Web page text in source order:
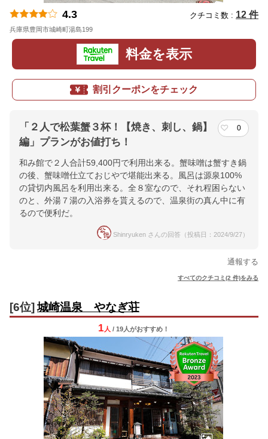
4.3 クチコミ数 : 12 件
兵庫県豊岡市城崎町湯島199
料金を表示
割引クーポンをチェック
「２人で松葉蟹３杯！【焼き、刺し、鍋】
編」プランがお値打ち！
0
和み館で２人合計59,400円で利用出来る。蟹味噌󠄀は蟹すき鍋
の後、蟹味噌󠄀仕立ておじやで堪能出来る。風呂は源泉100%
の貸切内風呂を利用出来る。全８室なので、それ程困らない
のと、外湯７湯の入浴券を貰えるので、温泉街の真ん中に有
るので便利だ。
Shinryuken さんの回答（投稿日：2024/9/27）
通報する
すべてのクチコミ(2 件)をみる
[6位] 城崎温泉 やなぎ荘
1 人 / 19人がおすすめ！